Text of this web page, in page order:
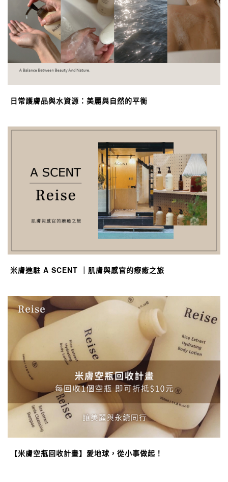
日常護膚品與水資源：美麗與自然的平衡
米膚進駐 A SCENT ｜肌膚與感官的療癒之旅
【米膚空瓶回收計畫】愛地球，從小事做起！